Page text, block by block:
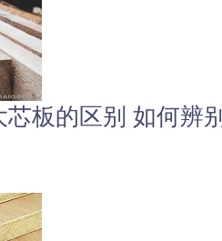
芯板的区别 如何辨